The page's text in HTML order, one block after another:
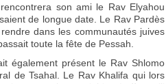
son ami le Rav Elyahou
de longue date. Le Rav Pardès
dans les communautés juives
toute la fête de Pessah.
également présent le Rav Shlomo
de Tsahal. Le Rav Khalifa qui lors